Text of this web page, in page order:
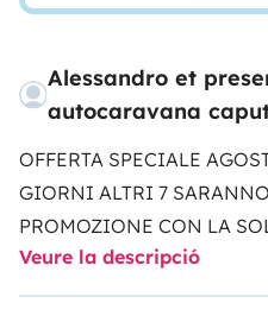
Alessandro et
autocaravana
OFFERTA SPECIALE
GIORNI ALTRI 7
PROMOZIONE CON LA
ASSICURAZIONE ---
PER 27GG A KM
Veure la descripció